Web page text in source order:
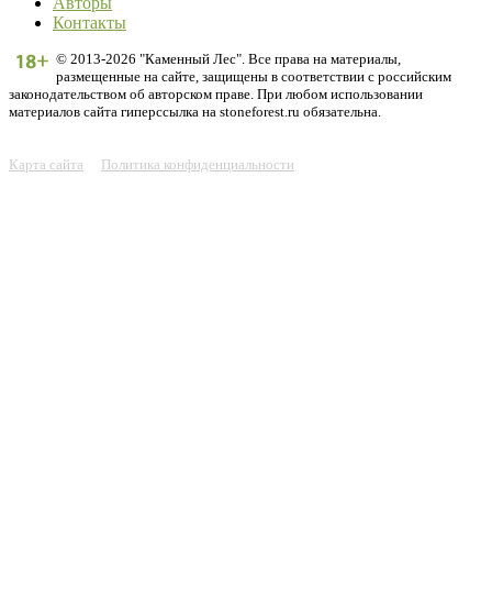
Контакты
© 2013-2026 "Каменный Лес". Все права на материалы,
размещенные на сайте, защищены в соответствии с российским
законодательством об авторском праве. При любом использовании
материалов сайта гиперссылка на stoneforest.ru обязательна.
Карта сайта Политика конфиденциальности